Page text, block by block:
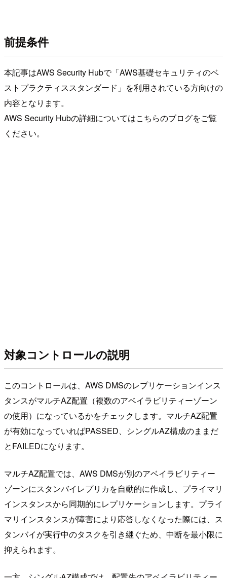
前提条件
本記事はAWS Security Hubで「AWS基礎セキュリティのベ
ストプラクティススタンダード」を利用されている方向けの
内容となります。
AWS Security Hubの詳細についてはこちらのブログをご覧
ください。
対象コントロールの説明
このコントロールは、AWS DMSのレプリケーションインス
タンスがマルチAZ配置（複数のアベイラビリティーゾーン
の使用）になっているかをチェックします。マルチAZ配置
が有効になっていればPASSED、シングルAZ構成のままだ
とFAILEDになります。
マルチAZ配置では、AWS DMSが別のアベイラビリティー
ゾーンにスタンバイレプリカを自動的に作成し、プライマリ
インスタンスから同期的にレプリケーションします。プライ
マリインスタンスが障害により応答しなくなった際には、ス
タンバイが実行中のタスクを引き継ぐため、中断を最小限に
抑えられます。